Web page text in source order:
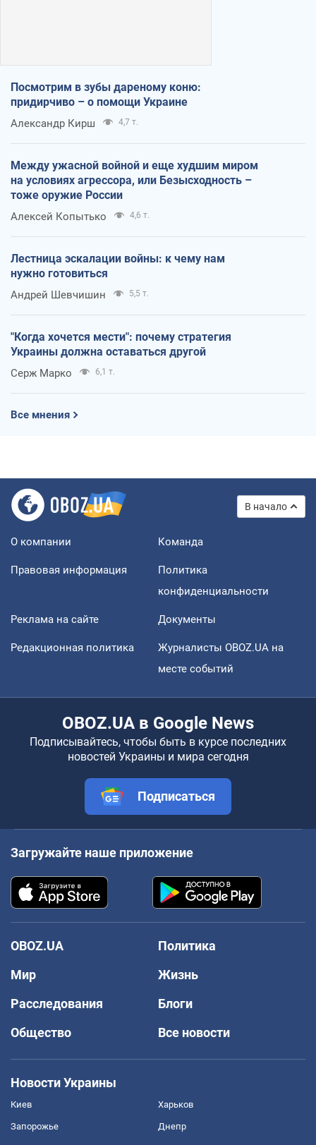
Посмотрим в зубы дареному коню:
придирчиво – о помощи Украине
Александр Кирш 4,7 т.
Между ужасной войной и еще худшим миром
на условиях агрессора, или Безысходность –
тоже оружие России
Алексей Копытько 4,6 т.
Лестница эскалации войны: к чему нам
нужно готовиться
Андрей Шевчишин 5,5 т.
"Когда хочется мести": почему стратегия
Украины должна оставаться другой
Серж Марко 6,1 т.
Все мнения
В начало
О компании Команда
Правовая информация
Политика
конфиденциальности
Реклама на сайте Документы
Редакционная политика
Журналисты OBOZ.UA на
месте событий
OBOZ.UA в Google News
Подписывайтесь, чтобы быть в курсе последних
новостей Украины и мира сегодня
Подписаться
Загружайте наше приложение
OBOZ.UA
Политика
Мир
Жизнь
Расследования
Блоги
Общество
Все новости
Новости Украины
Киев Харьков
Запорожье Днепр